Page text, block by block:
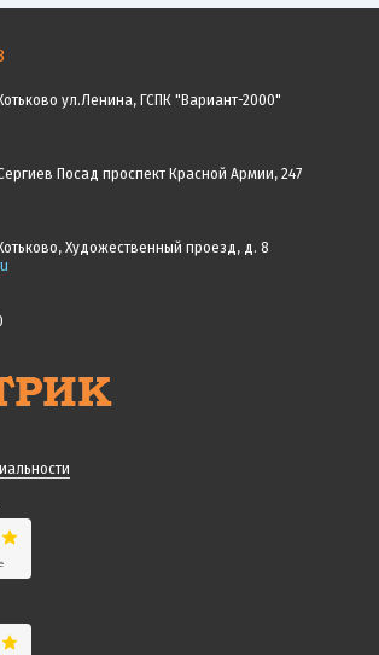
ул.Ленина, ГСПК "Вариант-2000"
Посад проспект Красной Армии, 247
Художественный проезд, д. 8